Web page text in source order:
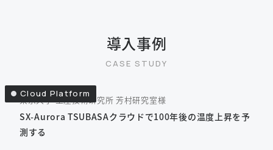
導入事例
Cloud Platform
SX-Aurora TSUBASAクラウドで100年後の温度上昇を予
測する
東京大学 生産技術研究所 芳村研究室様